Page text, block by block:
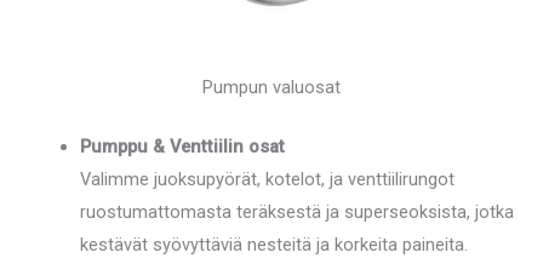
Pumpun valuosat
Pumppu & Venttiilin osat
Valimme juoksupyörät, kotelot, ja venttiilirungot
ruostumattomasta teräksestä ja superseoksista, jotka
kestävät syövyttäviä nesteitä ja korkeita paineita.